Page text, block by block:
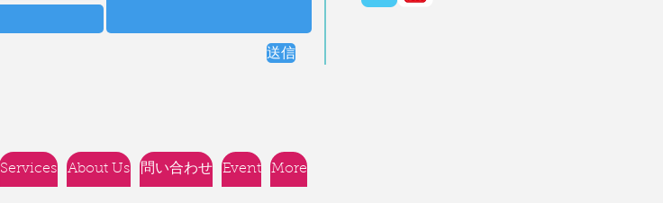
送信
Services About Us 問い合わせ Event More